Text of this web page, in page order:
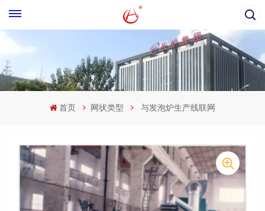
首页 网状类型 与发泡炉生产线联网